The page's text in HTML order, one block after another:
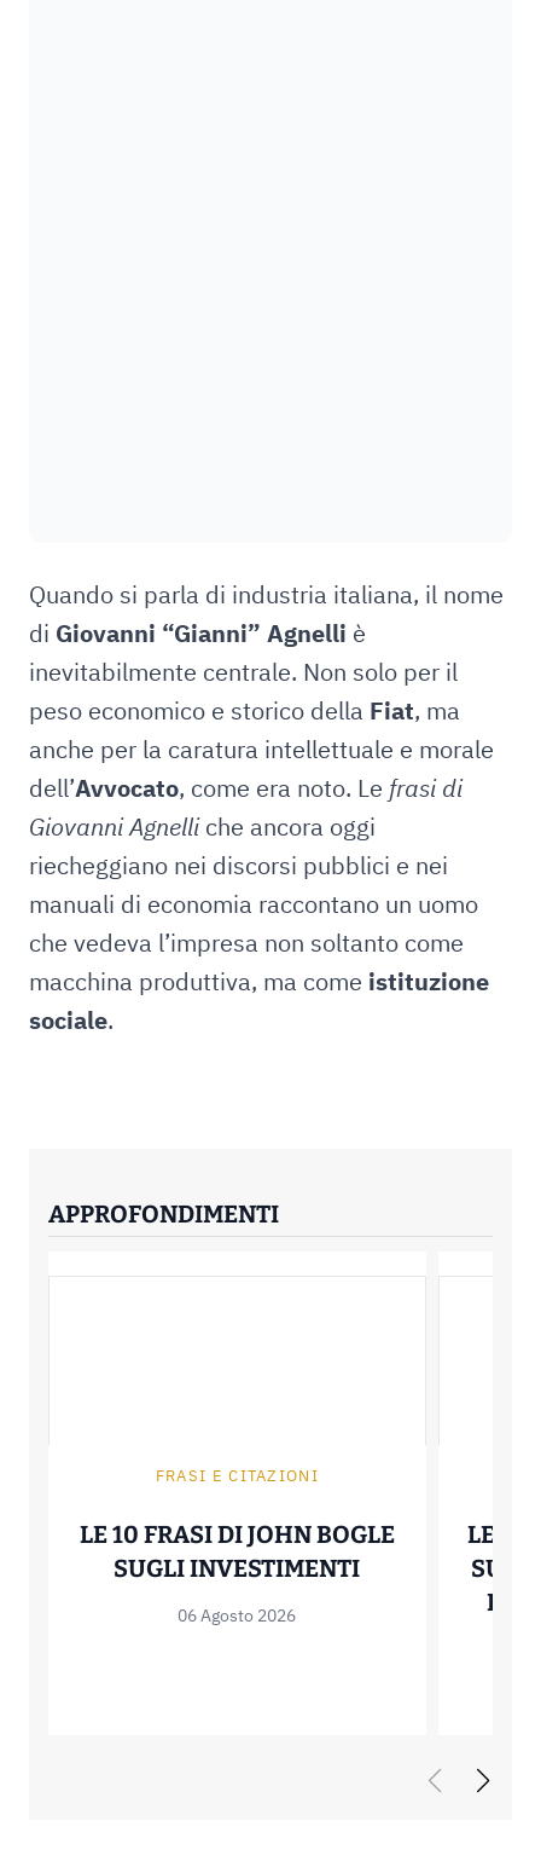
Quando si parla di industria italiana, il nome
di Giovanni “Gianni” Agnelli è
inevitabilmente centrale. Non solo per il
peso economico e storico della Fiat, ma
anche per la caratura intellettuale e morale
dell’Avvocato, come era noto. Le frasi di
Giovanni Agnelliche ancora oggi
riecheggiano nei discorsi pubblici e nei
manuali di economia raccontano un uomo
che vedeva l’impresa non soltanto come
macchina produttiva, ma come istituzione
sociale.
APPROFONDIMENTI
FRASI E CITAZIONI
LE 10 FRASI DI JOHN BOGLE
SUGLI INVESTIMENTILE 10 FRASI DI
06 Agosto 2026
LE 10
SUL